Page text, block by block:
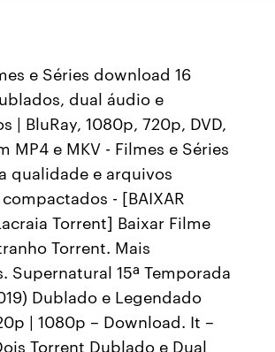
e Séries download 16
dual áudio e
| BluRay, 1080p, 720p, DVD,
MP4 e MKV - Filmes e Séries
qualidade e arquivos
- [BAIXAR
Torrent] Baixar Filme
Torrent. Mais
Supernatural 15ª Temporada
Dublado e Legendado
| 1080p – Download. It –
Torrent Dublado e Dual